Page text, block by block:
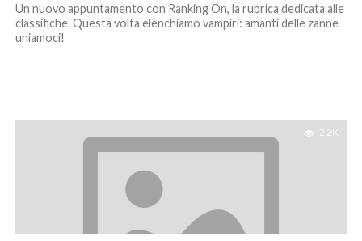
Un nuovo appuntamento con Ranking On, la rubrica dedicata alle
classifiche. Questa volta elenchiamo vampiri: amanti delle zanne
uniamoci!
2.2K